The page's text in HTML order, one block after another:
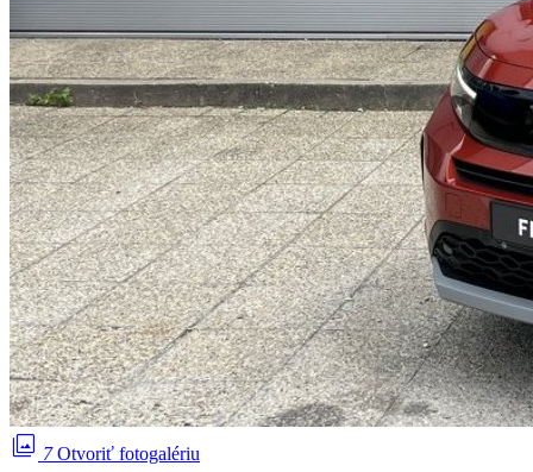
photo_library 7 Otvoriť fotogalériu